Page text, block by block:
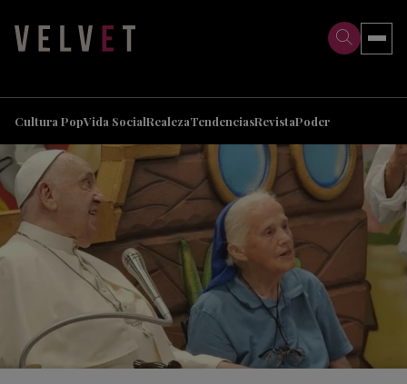
Cultura PopVida SocialRealezaTendenciasRevistaPoder